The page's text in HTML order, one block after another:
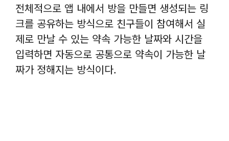
전체적으로 앱 내에서 방을 만들면 생성되는 링
크를 공유하는 방식으로 친구들이 참여해서 실
제로 만날 수 있는 약속 가능한 날짜와 시간을
입력하면 자동으로 공통으로 약속이 가능한 날
짜가 정해지는 방식이다.